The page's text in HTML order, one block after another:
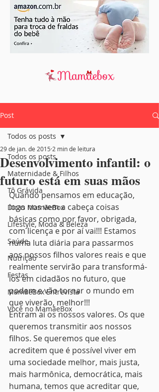
Post
Todos os posts
Maternidade & Filhos
Tô Grávida
Dicas MamãeBox
Lifestyle, Moda & Beleza
Saúde
Nutrição
Festas
MamãeBox Entrevista
Você no MamãeBox
Todos os posts
Desenvolvimento infantil: o
futuro está em suas mãos
29 de jan. de 2015 2 min de leitura
Quando pensamos em educação,
logo nos vem a cabeça coisas
básicas como por favor, obrigada,
com licença e por aí vai!!! Estamos
numa luta diária para passarmos
aos nossos filhos valores reais e que
realmente servirão para transformá-
los em cidadãos no futuro, que
podem e vão tornar o mundo em
que viverão, melhor!!!
Entram aí os nossos valores. Os que
queremos transmitir aos nossos
filhos. Se queremos que eles
acreditem que é possível viver em
uma sociedade melhor, mais justa,
mais harmônica, democrática, mais
humana, temos que acreditar que,